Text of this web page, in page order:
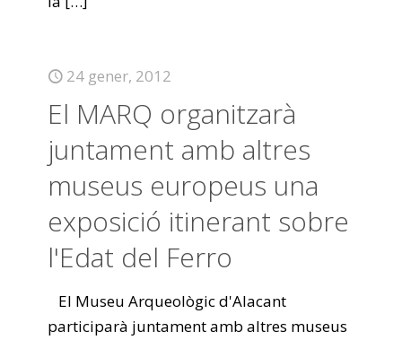
24 gener, 2012
El MARQ organitzarà
juntament amb altres
museus europeus una
exposició itinerant sobre
l'Edat del Ferro
El Museu Arqueològic d'Alacant
participarà juntament amb altres museus